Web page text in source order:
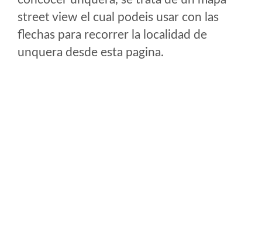
street view el cual podeis usar con las
flechas para recorrer la localidad de
unquera desde esta pagina.